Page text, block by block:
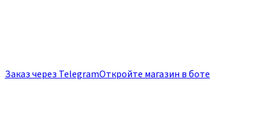
Заказ через TelegramОткройте магазин в боте